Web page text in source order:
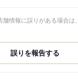
情報に誤りがある場合は
誤りを報告する